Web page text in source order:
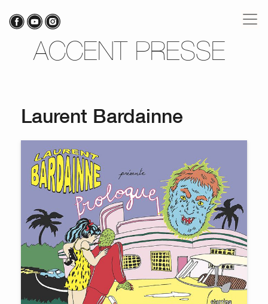
ACCENT PRESSE
Laurent Bardainne